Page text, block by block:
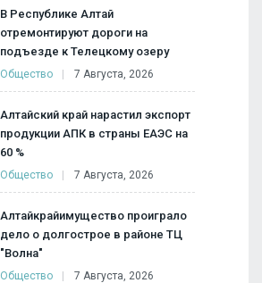
В Республике Алтай
отремонтируют дороги на
подъезде к Телецкому озеру
Общество 7 Августа, 2026
Алтайский край нарастил экспорт
продукции АПК в страны ЕАЭС на
60 %
Общество 7 Августа, 2026
Алтайкрайимущество проиграло
дело о долгострое в районе ТЦ
"Волна"
Общество 7 Августа, 2026